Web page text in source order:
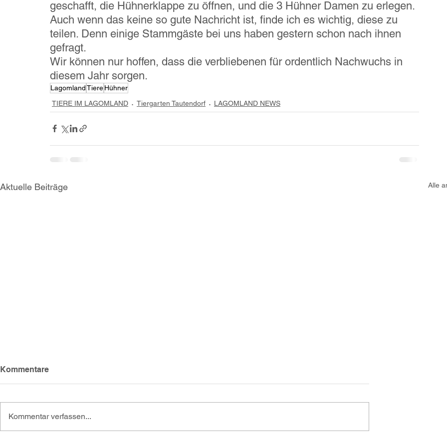
geschafft, die Hühnerklappe zu öffnen, und die 3 Hühner Damen zu erlegen.
Auch wenn das keine so gute Nachricht ist, finde ich es wichtig, diese zu
teilen. Denn einige Stammgäste bei uns haben gestern schon nach ihnen
gefragt.
Wir können nur hoffen, dass die verbliebenen für ordentlich Nachwuchs in
diesem Jahr sorgen.
LagomlandTiereHühner
TIERE IM LAGOMLAND
Tiergarten Tautendorf LAGOMLAND NEWS
Aktuelle Beiträge Alle
Kommentare
Kommentar verfassen...